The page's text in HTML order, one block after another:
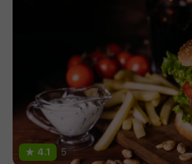
4.1 5